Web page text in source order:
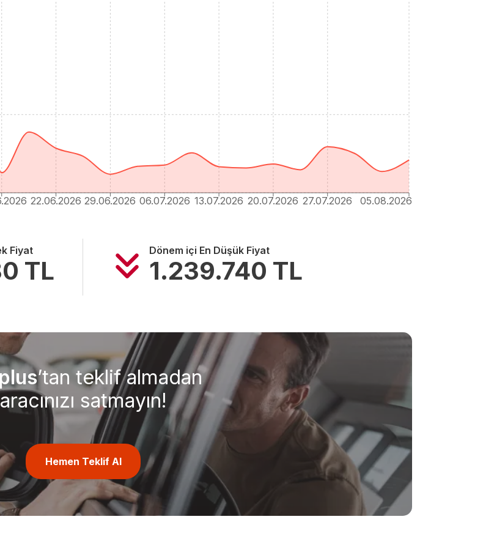
22.06.2026 29.06.2026 06.07.2026 13.07.2026 20.07.2026 27.07.2026 05.08.2026
Fiyat
TL
Dönem içi En Düşük Fiyat
1.239.740 TL
’tan teklif almadan
aracınızı satmayın!
Hemen Teklif Al